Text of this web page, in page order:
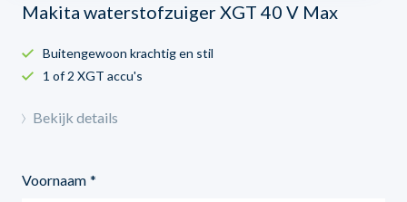
Makita waterstofzuiger XGT 40 V Max
Buitengewoon krachtig en stil
1 of 2 XGT accu's
Bekijk details
Voornaam